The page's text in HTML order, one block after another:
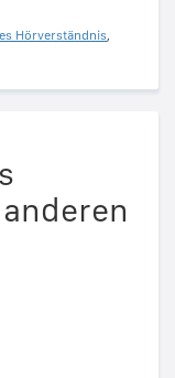
Hörverständnis,